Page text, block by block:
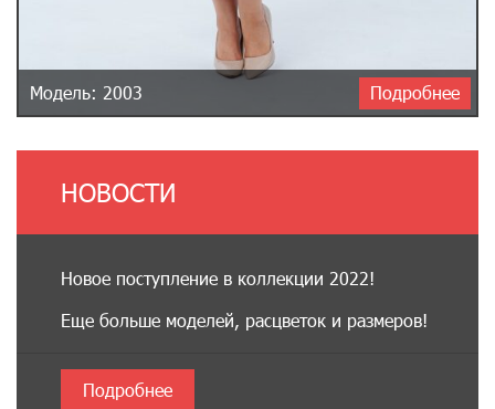
Модель: 2003 Подробнее
НОВОСТИ
Новое поступление в коллекции 2022!
Еще больше моделей, расцветок и размеров!
Подробнее